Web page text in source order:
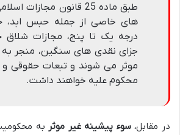
طبق ماده 25 قانون
های خاصی از جمله حبس ابد،
درجه یک تا پنج، مجازات شلاق
جزای نقدی های سنگین، منجر
موثر می شوند و تبعات حقوقی و
محکوم علیه خواهند داشت.
در مقابل،سوء پیشینه غیر موثر به